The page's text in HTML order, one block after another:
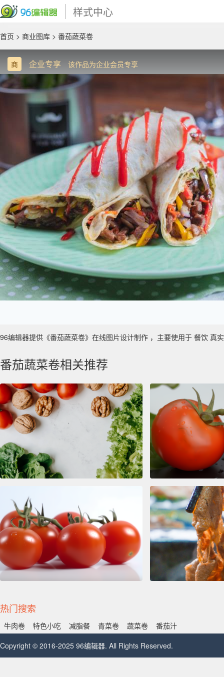
样式中心
首页 > 商业图库 > 番茄蔬菜卷
商 企业专享 该作品为企业会员专享
96编辑器提供《番茄蔬菜卷》在线图片设计制作 ，主要使用于 餐饮
番茄蔬菜卷相关推荐
热门搜索
牛肉卷 特色小吃 减脂餐 青菜卷 蔬菜卷
番茄汁
Copyright © 2016-2025 96编辑器. All Rights Reserved.